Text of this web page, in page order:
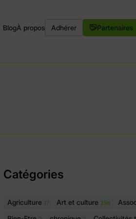
BlogÀ propos Adhérer Partenaires
Catégories
Agriculture 17 Art et culture 256